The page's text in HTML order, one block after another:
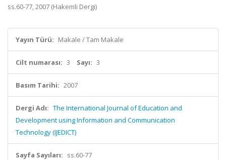
ss.60-77, 2007 (Hakemli Dergi)
Yayın Türü: Makale / Tam Makale
Cilt numarası: 3 Sayı: 3
Basım Tarihi: 2007
Dergi Adı: The International Journal of Education and
Development using Information and Communication
Technology (IJEDICT)
Sayfa Sayıları: ss.60-77